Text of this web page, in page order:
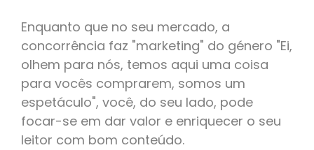
Enquanto que no seu mercado, a
concorrência faz "marketing" do género "Ei,
olhem para nós, temos aqui uma coisa
para vocês comprarem, somos um
espetáculo", você, do seu lado, pode
focar-se em dar valor e enriquecer o seu
leitor com bom conteúdo.